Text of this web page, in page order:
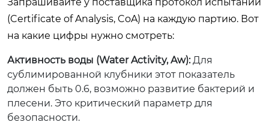
(Certificate of Analysis, CoA) на каждую партию. Вот
на какие цифры нужно смотреть:
Активность воды (Water Activity, Aw):Для
сублимированной клубники этот показатель
должен быть 0.6, возможно развитие бактерий и
плесени. Это критический параметр для
безопасности.